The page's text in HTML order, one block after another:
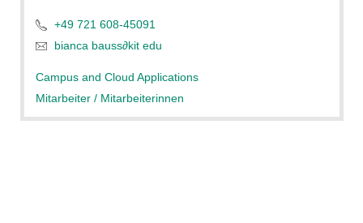
+49 721 608-45091
bianca bauss∂kit edu
Campus and Cloud Applications
Mitarbeiter / Mitarbeiterinnen